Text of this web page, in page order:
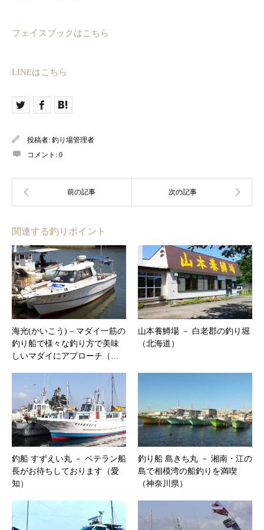
フェイスブックはこちら
LINEはこちら
投稿者: 釣り場管理者
コメント: 0
関連する釣りポイント
海光(かいこう) – マダイ一筋の
釣り船で様々な釣り方で美味
しいマダイにアプローチ（…
山本養鱒場 － 白老郡の釣り堀
（北海道）
釣船 すずえい丸 － ベテラン船
長がお待ちしております（愛
知）
釣り船 島きち丸 － 湘南・江の
島で相模湾の船釣りを満喫
（神奈川県）